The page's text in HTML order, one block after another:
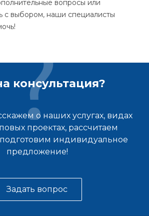
вопросы или
с выбором, наши специалисты
консультация?
о наших услугах, видах
проектах, рассчитаем
индивидуальное
предложение!
Задать вопрос